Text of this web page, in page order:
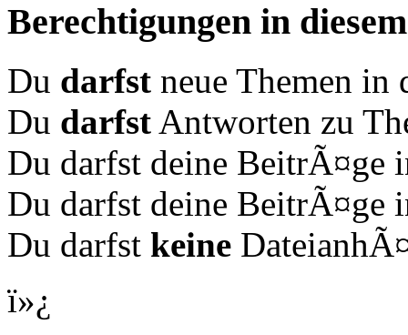
Berechtigungen in
Du darfst neue Themen in
Du darfst Antworten zu
Du darfst deine BeitrÃ¤ge
Du darfst deine BeitrÃ¤ge
Du darfst keine
ï»¿